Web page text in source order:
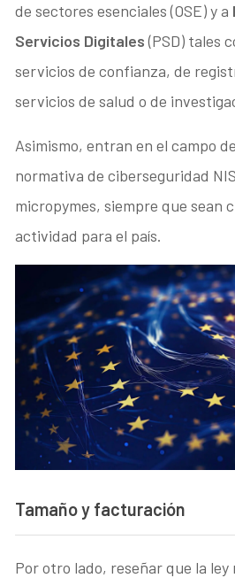
de sectores esenciales (OSE) y a
Servicios Digitales(PSD) tales
servicios de confianza, de
servicios de salud o de
Asimismo, entran en el campo
normativa de ciberseguridad
micropymes, siempre que sean
actividad para el país.
Tamaño y facturación
Por otro lado, reseñar que la ley